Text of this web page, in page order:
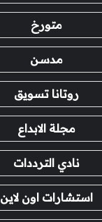
متورخ
مدسن
روتانا تسويق
مجلة الابداع
نادي الترددات
استشارات اون لاين